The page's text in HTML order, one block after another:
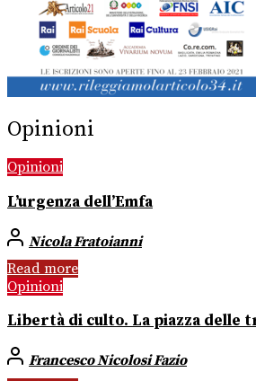
Opinioni
Opinioni
L’urgenza dell’Emfa
Nicola Fratoianni
Read more
Opinioni
Libertà di culto. La piazza delle
Francesco Nicolosi Fazio